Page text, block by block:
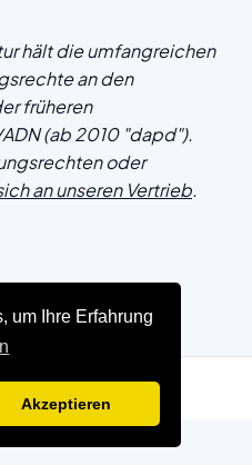
um Ihre Erfahrung
Akzeptieren
hält die umfangreichen
an den
früheren
(ab 2010 "dapd").
oder
an unseren Vertrieb.